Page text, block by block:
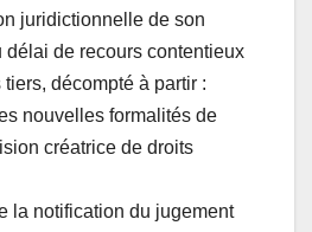
juridictionnelle de son
délai de recours contentieux
tiers, décompté à partir :
nouvelles formalités de
créatrice de droits
la notification du jugement